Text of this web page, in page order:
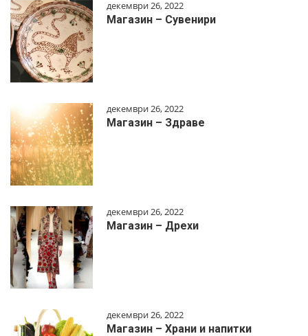
декември 26, 2022
Магазин – Сувенири
декември 26, 2022
Магазин – Здраве
декември 26, 2022
Магазин – Дрехи
декември 26, 2022
Магазин – Храни и напитки